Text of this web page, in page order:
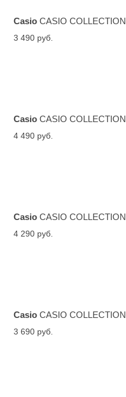
Casio CASIO COLLECTION
3 490 руб.
Casio CASIO COLLECTION
4 490 руб.
Casio CASIO COLLECTION
4 290 руб.
Casio CASIO COLLECTION
3 690 руб.